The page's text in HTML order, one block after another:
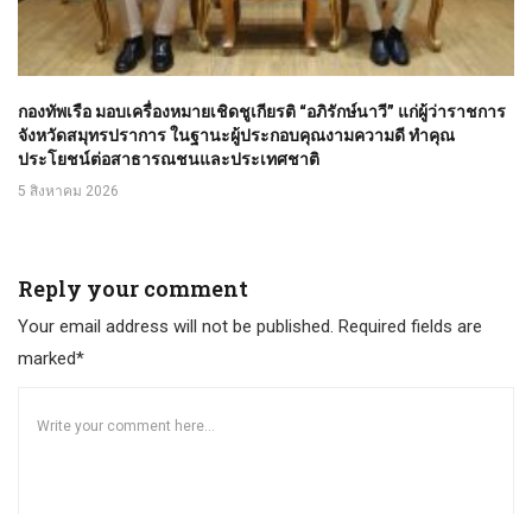
กองทัพเรือ มอบเครื่องหมายเชิดชูเกียรติ “อภิรักษ์นาวี” แก่ผู้ว่าราชการ
จังหวัดสมุทรปราการ ในฐานะผู้ประกอบคุณงามความดี ทำคุณ
ประโยชน์ต่อสาธารณชนและประเทศชาติ
5 สิงหาคม 2026
Reply your comment
Your email address will not be published. Required fields are
marked*